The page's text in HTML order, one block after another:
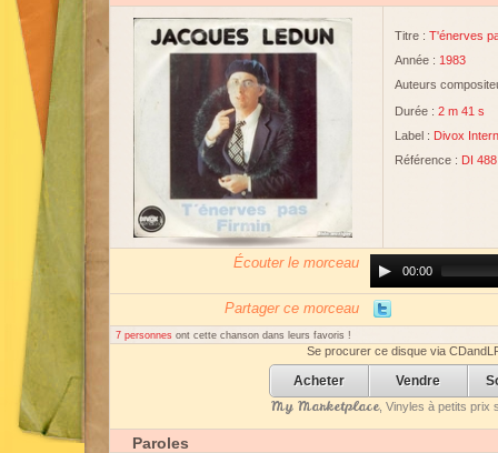
Titre : T'énerves
Année : 1983
Auteurs
Durée : 2 m 41 s
Label : Divox
Référence : DI 488
Écouter le morceau
Player00:00
Partager ce morceau
7 personnes ont cette chanson dans leurs favoris !
Se procurer ce disque via
Acheter Vendre
My Marketplace, Vinyles à petits prix
Paroles